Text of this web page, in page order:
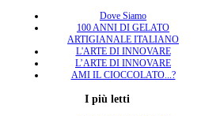
Dove Siamo
100 ANNI DI GELATO
ARTIGIANALE ITALIANO
L'ARTE DI INNOVARE
L’ARTE DI INNOVARE
AMI IL CIOCCOLATO...?
I più letti